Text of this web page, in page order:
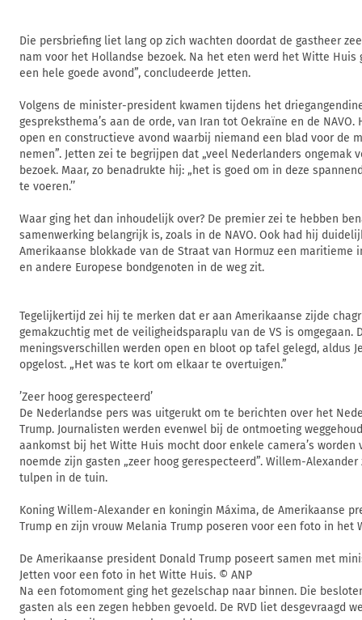
Die persbriefing liet lang op zich wachten doordat de gastheer
nam voor het Hollandse bezoek. Na het eten werd het Witte Huis
een hele goede avond”, concludeerde Jetten.
Volgens de minister-president kwamen tijdens het
gespreksthema’s aan de orde, van Iran tot Oekraïne en de NAVO.
open en constructieve avond waarbij niemand een blad voor de
nemen”. Jetten zei te begrijpen dat „veel Nederlanders ongemak
bezoek. Maar, zo benadrukte hij: „het is goed om in deze
te voeren.’’
Waar ging het dan inhoudelijk over? De premier zei te hebben
samenwerking belangrijk is, zoals in de NAVO. Ook had hij
Amerikaanse blokkade van de Straat van Hormuz een maritieme
en andere Europese bondgenoten in de weg zit.
Tegelijkertijd zei hij te merken dat er aan Amerikaanse zijde
gemakzuchtig met de veiligheidsparaplu van de VS is omgegaan.
meningsverschillen werden open en bloot op tafel gelegd, aldus
opgelost. „Het was te kort om elkaar te overtuigen.”
’Zeer hoog gerespecteerd’
De Nederlandse pers was uitgerukt om te berichten over het
Trump. Journalisten werden evenwel bij de ontmoeting
aankomst bij het Witte Huis mocht door enkele camera’s worden
noemde zijn gasten „zeer hoog gerespecteerd”. Willem-
tulpen in de tuin.
Koning Willem-Alexander en koningin Máxima, de Amerikaanse
Trump en zijn vrouw Melania Trump poseren voor een foto in het
De Amerikaanse president Donald Trump poseert samen met
Jetten voor een foto in het Witte Huis. © ANP
Na een fotomoment ging het gezelschap naar binnen. Die
gasten als een zegen hebben gevoeld. De RVD liet desgevraagd